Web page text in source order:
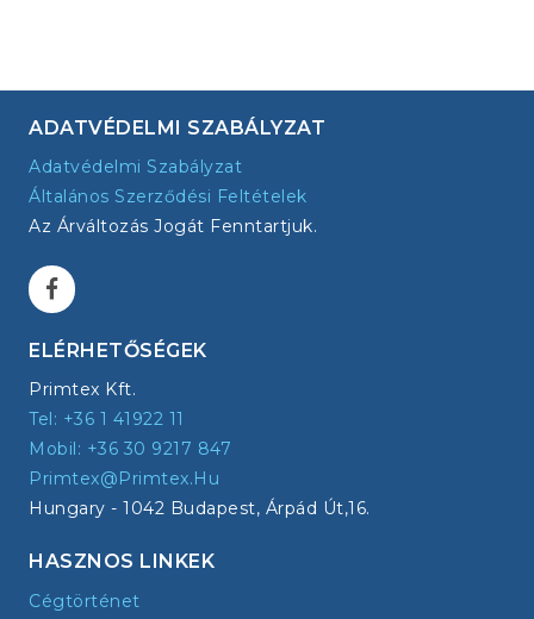
ADATVÉDELMI SZABÁLYZAT
Adatvédelmi Szabályzat
Általános Szerződési Feltételek
Az Árváltozás Jogát Fenntartjuk.
ELÉRHETŐSÉGEK
Primtex Kft.
Tel: +36 1 41922 11
Mobil: +36 30 9217 847
Primtex@primtex.hu
Hungary - 1042 Budapest, Árpád Út,16.
HASZNOS LINKEK
Cégtörténet